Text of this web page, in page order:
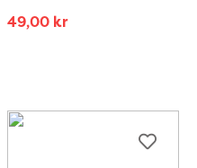
49,00 kr